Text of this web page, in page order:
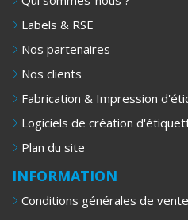
Labels & RSE
Nos partenaires
Nos clients
Fabrication & Impression
Logiciels de création
Plan du site
INFORMATION
Conditions générales de